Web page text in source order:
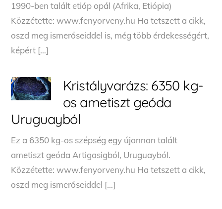
1990-ben talált etióp opál (Afrika, Etiópia)
Közzétette: www.fenyorveny.hu Ha tetszett a cikk,
oszd meg ismerőseiddel is, még több érdekességért,
képért […]
Kristályvarázs: 6350 kg-
os ametiszt geóda
Uruguayból
Ez a 6350 kg-os szépség egy újonnan talált
ametiszt geóda Artigasigból, Uruguayból.
Közzétette: www.fenyorveny.hu Ha tetszett a cikk,
oszd meg ismerőseiddel […]